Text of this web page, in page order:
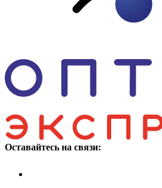
Оставайтесь на связи: